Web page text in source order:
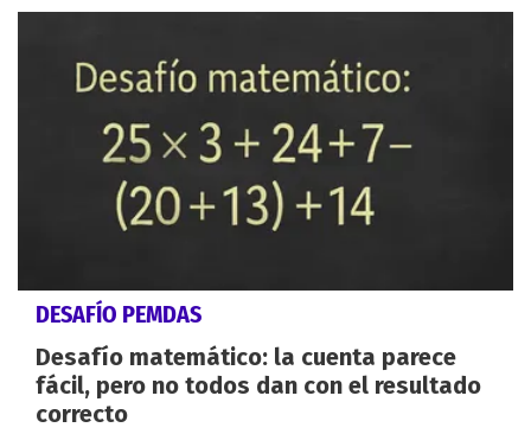
DESAFÍO PEMDAS
Desafío matemático: la cuenta parece
fácil, pero no todos dan con el resultado
correcto